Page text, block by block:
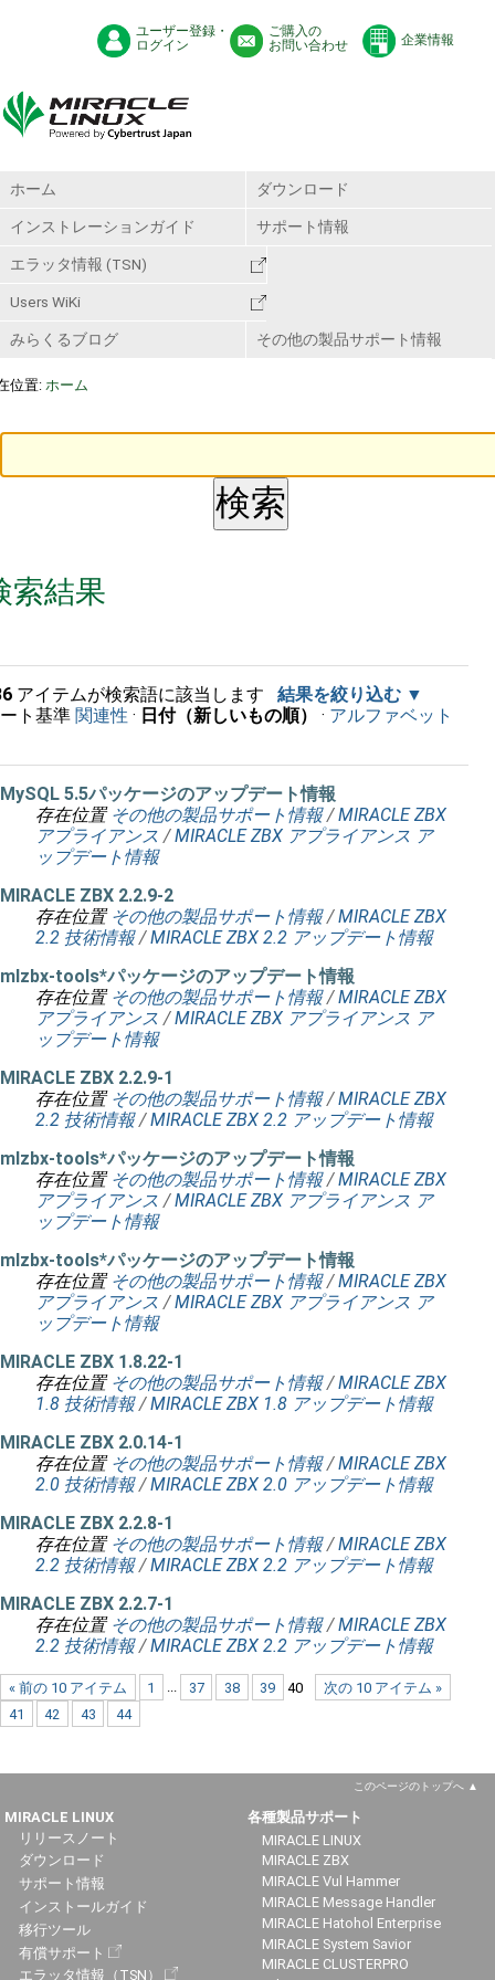
ユーザー登録・
ログイン
ご購入の
お問い合わせ
企業情報
ホーム ダウンロード
インストレーションガイド サポート情報
エラッタ情報 (TSN)
Users WiKi
みらくるブログ その他の製品サポート情報
位置: ホーム
索結果
アイテムが検索語に該当します
結果を絞り込む
ト基準 関連性 · 日付（新しいもの順） · アルファベット
MySQL 5.5パッケージのアップデート情報
存在位置 その他の製品サポート情報 /MIRACLE ZBX
アプライアンス /MIRACLE ZBX アプライアンス ア
ップデート情報
MIRACLE ZBX 2.2.9-2
存在位置 その他の製品サポート情報 /MIRACLE ZBX
2.2 技術情報 /MIRACLE ZBX 2.2 アップデート情報
mlzbx-tools*パッケージのアップデート情報
存在位置 その他の製品サポート情報 /MIRACLE ZBX
アプライアンス /MIRACLE ZBX アプライアンス ア
ップデート情報
MIRACLE ZBX 2.2.9-1
存在位置 その他の製品サポート情報 /MIRACLE ZBX
2.2 技術情報 /MIRACLE ZBX 2.2 アップデート情報
mlzbx-tools*パッケージのアップデート情報
存在位置 その他の製品サポート情報 /MIRACLE ZBX
アプライアンス /MIRACLE ZBX アプライアンス ア
ップデート情報
mlzbx-tools*パッケージのアップデート情報
存在位置 その他の製品サポート情報 /MIRACLE ZBX
アプライアンス /MIRACLE ZBX アプライアンス ア
ップデート情報
MIRACLE ZBX 1.8.22-1
存在位置 その他の製品サポート情報 /MIRACLE ZBX
1.8 技術情報 /MIRACLE ZBX 1.8 アップデート情報
MIRACLE ZBX 2.0.14-1
存在位置 その他の製品サポート情報 /MIRACLE ZBX
2.0 技術情報 /MIRACLE ZBX 2.0 アップデート情報
MIRACLE ZBX 2.2.8-1
存在位置 その他の製品サポート情報 /MIRACLE ZBX
2.2 技術情報 /MIRACLE ZBX 2.2 アップデート情報
MIRACLE ZBX 2.2.7-1
存在位置 その他の製品サポート情報 /MIRACLE ZBX
2.2 技術情報 /MIRACLE ZBX 2.2 アップデート情報
« 前の 10 アイテム 次の 10 アイテム »
1 ... 37 38 39
40
41
42 43 44
このページのトップへ
MIRACLE LINUX
リリースノート
ダウンロード
サポート情報
インストールガイド
移行ツール
有償サポート
エラッタ情報（TSN）
各種製品サポート
MIRACLE LINUX
MIRACLE ZBX
MIRACLE Vul Hammer
MIRACLE Message Handler
MIRACLE Hatohol Enterprise
MIRACLE System Savior
MIRACLE CLUSTERPRO